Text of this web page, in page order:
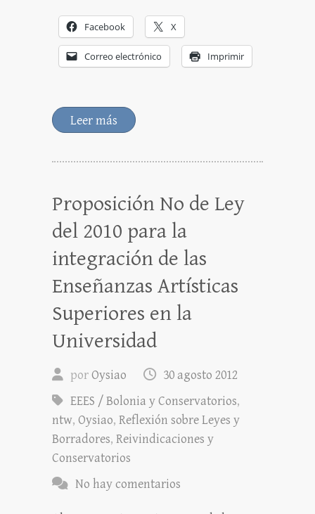
Facebook X
Correo electrónico Imprimir
Leer más
Proposición No de Ley
del 2010 para la
integración de las
Enseñanzas Artísticas
Superiores en la
Universidad
porOysiao
30 agosto 2012
EEES / Bolonia y Conservatorios,
ntw, Oysiao, Reflexión sobre Leyes y
Borradores, Reivindicaciones y
Conservatorios
No hay comentarios